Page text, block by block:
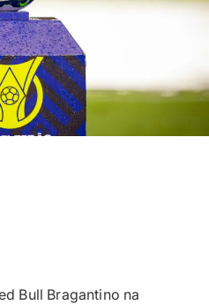
Bull Bragantino na